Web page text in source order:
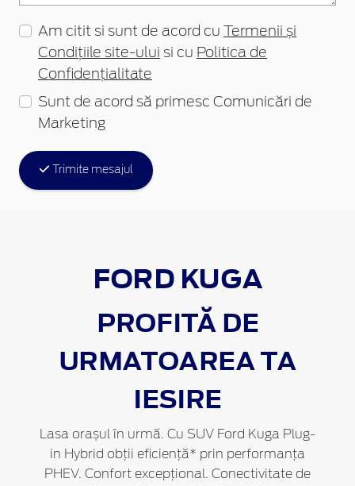
Am citit si sunt de acord cu
Termenii și
Condițiile site-ului si cu Politica de
Confidențialitate
Sunt de acord să primesc Comunicări de
Marketing
Trimite mesajul
FORD KUGA
PROFITĂ DE
URMATOAREA TA
IESIRE
Lasa orașul în urmă. Cu SUV Ford Kuga Plug-
in Hybrid obții eficiență* prin performanța
PHEV. Confort excepțional. Conectivitate de